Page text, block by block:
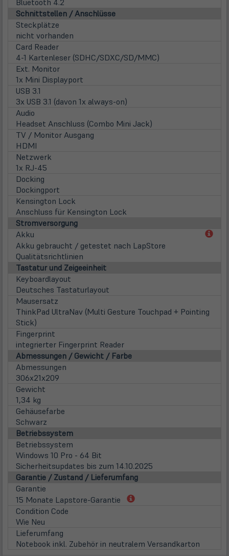
Bluetooth 4.2
Schnittstellen / Anschlüsse
Steckplätze
nicht vorhanden
Card Reader
4-1 Kartenleser (SDHC/SDXC/SD/MMC)
Ext. Monitor
1x Mini Displayport
USB 3.1
3x USB 3.1 (davon 1x always-on)
Audio
Headset Anschluss (Combo Mini Jack)
TV / Monitor Ausgang
HDMI
Netzwerk
1x RJ-45
Docking
Dockingport
Kensington Lock
Anschluss für Kensington Lock
Stromversorgung
Akku
Akku gebraucht / getestet nach LapStore
Qualitätsrichtlinien
Tastatur und Zeigeeinheit
Keyboardlayout
Deutsches Tastaturlayout
Mausersatz
ThinkPad UltraNav (Multi Gesture Touchpad + Pointing
Stick)
Fingerprint
integrierter Fingerprint Reader
Abmessungen / Gewicht / Farbe
Abmessungen
306x21x209
Gewicht
1,34 kg
Gehäusefarbe
Schwarz
Betriebssystem
Betriebssystem
Windows 10 Pro - 64 Bit
Sicherheitsupdates bis zum 14.10.2025
Garantie / Zustand / Lieferumfang
Garantie
15 Monate Lapstore-Garantie
(öffnet
Condition Code
Wie Neu
Lieferumfang
Notebook inkl. Zubehör in neutralem Versandkarton